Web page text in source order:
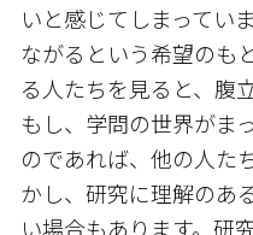
いと感じてしまってい
ながるという希望のも
る人たちを見ると、腹
もし、学問の世界がま
のであれば、他の人た
かし、研究に理解のあ
い場合もあります。研